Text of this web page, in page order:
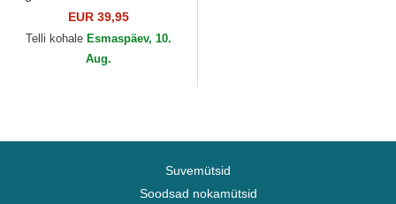
OBL058 Oblack
EUR 39,95
Telli kohale Esmaspäev, 10.
Aug.
Suvemütsid
Soodsad nokamütsid